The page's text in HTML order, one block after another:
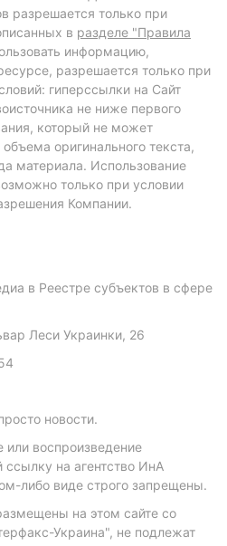
разрешается только при
в разделе "Правила
информацию,
разрешается только при
гиперссылки на Сайт
не ниже первого
который не может
оригинального текста,
материала. Использование
только при условии
Компании.
в Реестре субъектов в сфере
Леси Украинки, 26
новости.
или воспроизведение
на агентство ИнА
либо виде строго запрещены.
на этом сайте со
Украина", не подлежат